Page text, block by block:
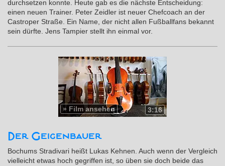
durchsetzen konnte. Heute gab es die nächste Entscheidung:
einen neuen Trainer. Peter Zeidler ist neuer Chefcoach an der
Castroper Straße. Ein Name, der nicht allen Fußballfans bekannt
sein dürfte. Jens Tampier stellt ihn einmal vor.
3:16
» Film ansehen
Der Geigenbauer
Bochums Stradivari heißt Lukas Kehnen. Auch wenn der Vergleich
vielleicht etwas hoch gegriffen ist, so üben sie doch beide das